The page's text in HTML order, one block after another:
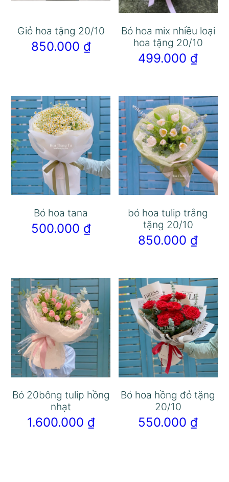
Giỏ hoa tặng 20/10
850.000 ₫
Bó hoa mix nhiều loại
hoa tặng 20/10
499.000 ₫
Bó hoa tana
500.000 ₫
bó hoa tulip trắng
tặng 20/10
850.000 ₫
Bó 20bông tulip hồng
nhạt
1.600.000 ₫
Bó hoa hồng đỏ tặng
20/10
550.000 ₫